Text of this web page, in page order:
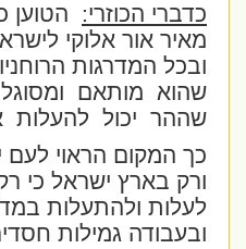
כדברי הכוזרי: הטוען
מאיר אור אלוקי
ובכל המדרגות
שהוא מותאם ומסוגל
שההר יכול להעלות
כך המקום הראוי לעם
ורק בארץ ישראל כי
לעלות ולהתעלות
ובעבודה גמילות